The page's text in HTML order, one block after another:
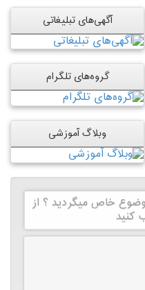
آگهی‌های تبلیغاتی
گروه‌های تلگرام
وبلاگ آموزشی
موضوع خاص میگردید ؟ از
کنید